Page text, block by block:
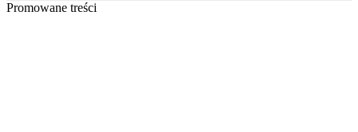
Promowane treści